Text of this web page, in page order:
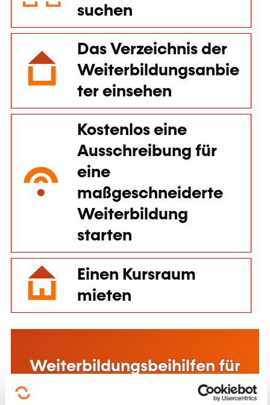
Diese Webseite verwendet Cookies
personalisieren, Funktionen im Zusammenhang
suchen
Das Verzeichnis der
Weiterbildungsanbie
ter einsehen
Kostenlos eine
Ausschreibung für
eine
maßgeschneiderte
Weiterbildung
starten
Einen Kursraum
mieten
Weiterbildungsbeihilfen für